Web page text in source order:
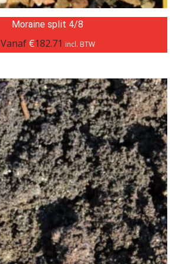
Moraine split 4/8
Vanaf €182.71 incl. BTW